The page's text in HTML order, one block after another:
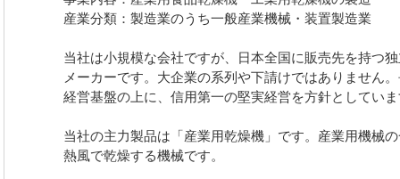
産業分類：製造業のうち一般産業機械・装置製造業
当社は小規模な会社ですが、日本全国に販売先を持つ
メーカーです。大企業の系列や下請けではありません
経営基盤の上に、信用第一の堅実経営を方針としてい
当社の主力製品は「産業用乾燥機」です。産業用機械
熱風で乾燥する機械です。